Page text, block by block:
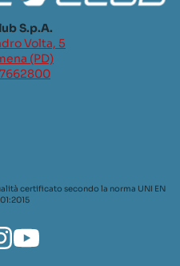
S.p.A.
Volta, 5
(PD)
certificato secondo la norma UNI EN